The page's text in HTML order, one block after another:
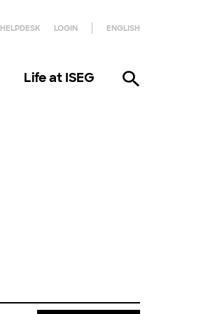
HELPDESK LOGIN ENGLISH
Life at ISEG